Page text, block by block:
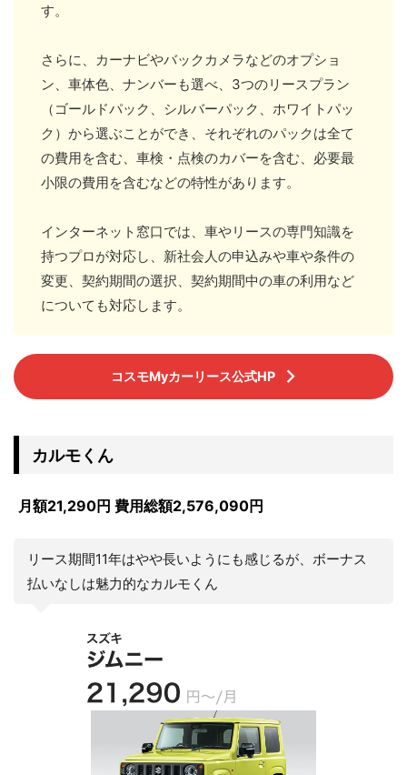
す。
さらに、カーナビやバックカメラなどのオプショ
ン、車体色、ナンバーも選べ、3つのリースプラン
（ゴールドパック、シルバーパック、ホワイトパッ
ク）から選ぶことができ、それぞれのパックは全て
の費用を含む、車検・点検のカバーを含む、必要最
小限の費用を含むなどの特性があります。
インターネット窓口では、車やリースの専門知識を
持つプロが対応し、新社会人の申込みや車や条件の
変更、契約期間の選択、契約期間中の車の利用など
についても対応します。
コスモMyカーリース公式HP
カルモくん
月額21,290円 費用総額2,576,090円
リース期間11年はやや長いようにも感じるが、ボーナス
払いなしは魅力的なカルモくん